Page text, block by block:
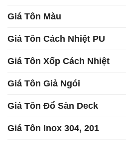
Giá Tôn Màu
Giá Tôn Cách Nhiệt PU
Giá Tôn Xốp Cách Nhiệt
Giá Tôn Giả Ngói
Giá Tôn Đổ Sàn Deck
Giá Tôn Inox 304, 201